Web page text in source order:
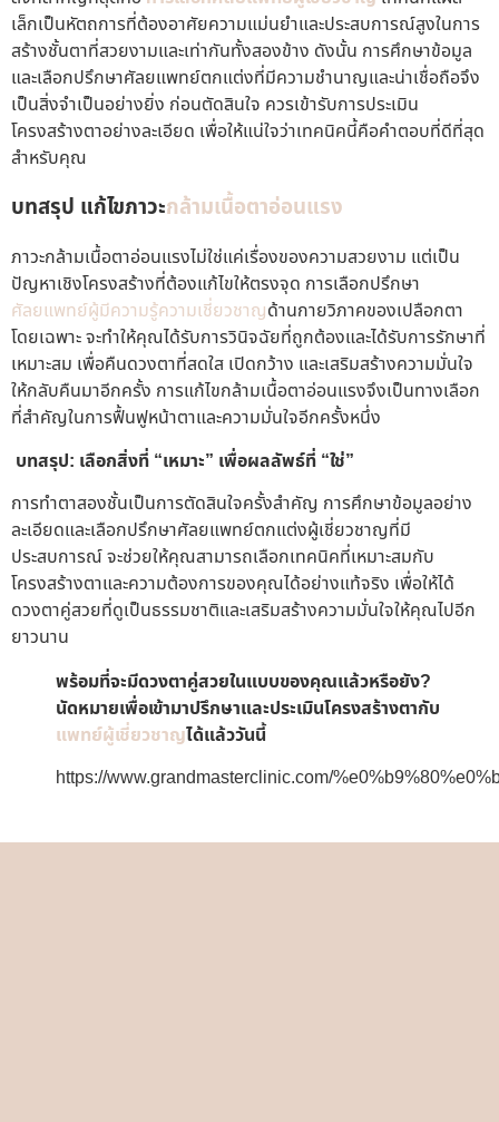
เล็กเป็นหัตถการที่ต้องอาศัยความแม่นยำและประสบการณ์สูงในการ
สร้างชั้นตาที่สวยงามและเท่ากันทั้งสองข้าง ดังนั้น การศึกษาข้อมูล
และเลือกปรึกษาศัลยแพทย์ตกแต่งที่มีความชำนาญและน่าเชื่อถือจึง
เป็นสิ่งจำเป็นอย่างยิ่ง ก่อนตัดสินใจ ควรเข้ารับการประเมิน
โครงสร้างตาอย่างละเอียด เพื่อให้แน่ใจว่าเทคนิคนี้คือคำตอบที่ดีที่สุด
สำหรับคุณ
บทสรุป แก้ไขภาวะกล้ามเนื้อตาอ่อนแรง
ภาวะกล้ามเนื้อตาอ่อนแรงไม่ใช่แค่เรื่องของความสวยงาม แต่เป็น
ปัญหาเชิงโครงสร้างที่ต้องแก้ไขให้ตรงจุด การเลือกปรึกษา
ศัลยแพทย์ผู้มีความรู้ความเชี่ยวชาญด้านกายวิภาคของเปลือกตา
โดยเฉพาะ จะทำให้คุณได้รับการวินิจฉัยที่ถูกต้องและได้รับการรักษาที่
เหมาะสม เพื่อคืนดวงตาที่สดใส เปิดกว้าง และเสริมสร้างความมั่นใจ
ให้กลับคืนมาอีกครั้ง การแก้ไขกล้ามเนื้อตาอ่อนแรงจึงเป็นทางเลือก
ที่สำคัญในการฟื้นฟูหน้าตาและความมั่นใจอีกครั้งหนึ่ง
บทสรุป: เลือกสิ่งที่ “เหมาะ” เพื่อผลลัพธ์ที่ “ใช่”
การทำตาสองชั้นเป็นการตัดสินใจครั้งสำคัญ การศึกษาข้อมูลอย่าง
ละเอียดและเลือกปรึกษาศัลยแพทย์ตกแต่งผู้เชี่ยวชาญที่มี
ประสบการณ์ จะช่วยให้คุณสามารถเลือกเทคนิคที่เหมาะสมกับ
โครงสร้างตาและความต้องการของคุณได้อย่างแท้จริง เพื่อให้ได้
ดวงตาคู่สวยที่ดูเป็นธรรมชาติและเสริมสร้างความมั่นใจให้คุณไปอีก
ยาวนาน
พร้อมที่จะมีดวงตาคู่สวยในแบบของคุณแล้วหรือยัง?
นัดหมายเพื่อเข้ามาปรึกษาและประเมินโครงสร้างตากับ
แพทย์ผู้เชี่ยวชาญได้แล้ววันนี้
https://www.grandmasterclinic.com/